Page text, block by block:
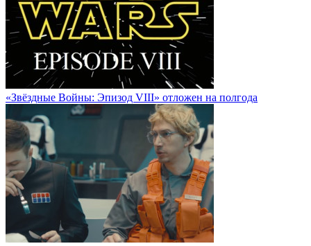
«Звёздные Войны: Эпизод VIII» отложен на полгода